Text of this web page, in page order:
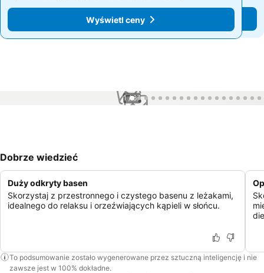
Wyświetl ceny
Wyświetl ceny
1 / 67
Dobrze wiedzieć
Duży odkryty basen
Skorzystaj z przestronnego i czystego basenu z leżakami,
idealnego do relaksu i orzeźwiających kąpieli w słońcu.
To podsumowanie zostało wygenerowane przez sztuczną inteligencję i nie
zawsze jest w 100% dokładne.